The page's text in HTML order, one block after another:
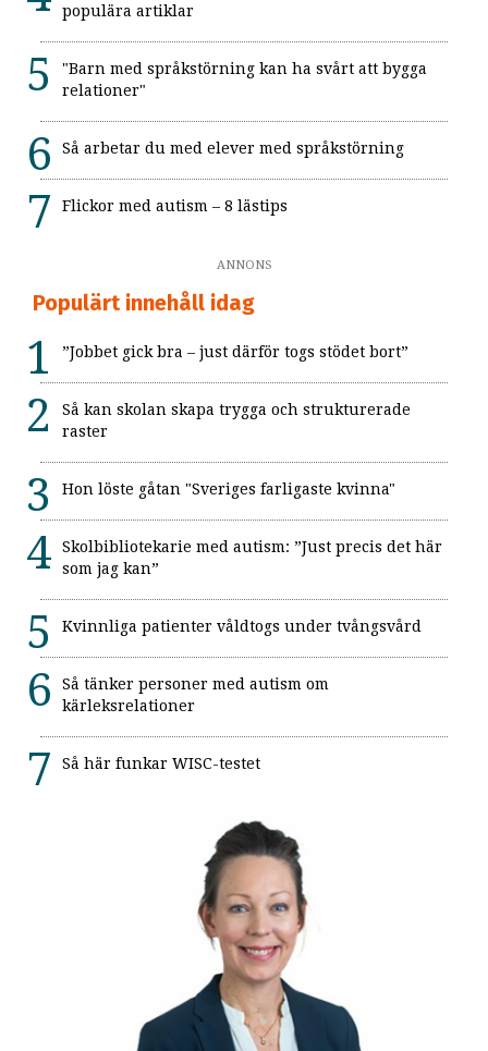
populära artiklar
"Barn med språkstörning kan ha svårt att bygga
relationer"
Så arbetar du med elever med språkstörning
Flickor med autism – 8 lästips
ANNONS
Populärt innehåll idag
”Jobbet gick bra – just därför togs stödet bort”
Så kan skolan skapa trygga och strukturerade
raster
Hon löste gåtan "Sveriges farligaste kvinna"
Skolbibliotekarie med autism: ”Just precis det här
som jag kan”
Kvinnliga patienter våldtogs under tvångsvård
Så tänker personer med autism om
kärleksrelationer
Så här funkar WISC-testet